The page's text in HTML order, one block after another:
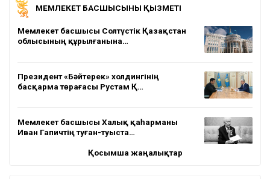
МЕМЛЕКЕТ БАСШЫСЫНЫҢ ҚЫЗМЕТІ
Мемлекет басшысы Солтүстік Қазақстан
облысының құрылғанына…
Президент «Бәйтерек» холдингінің
басқарма төрағасы Рустам Қ…
Мемлекет басшысы Халық қаһарманы
Иван Гапичтің туған-туыста…
Қосымша жаңалықтар